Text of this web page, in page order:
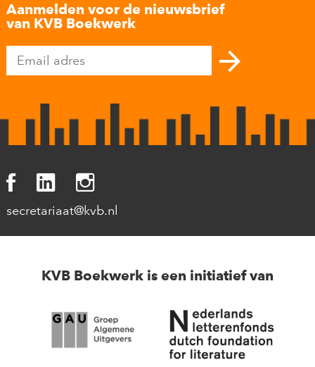
Aanmelden voor de nieuwsbrief
van KVB Boekwerk
secretariaat@kvb.nl
KVB Boekwerk is een initiatief van